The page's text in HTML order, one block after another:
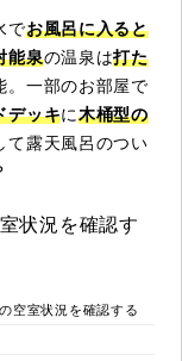
でお風呂に入ると
能泉の温泉は打た
。一部のお部屋で
デッキに木桶型の
て露天風呂のつい
状況を確認す
空室状況を確認する